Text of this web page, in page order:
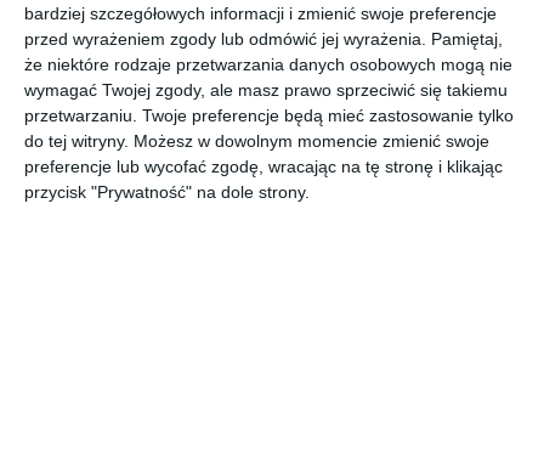
bardziej szczegółowych informacji i zmienić swoje preferencje
przed wyrażeniem zgody lub odmówić jej wyrażenia.
Pamiętaj,
że niektóre rodzaje przetwarzania danych osobowych mogą nie
wymagać Twojej zgody, ale masz prawo sprzeciwić się takiemu
przetwarzaniu. Twoje preferencje będą mieć zastosowanie tylko
do tej witryny. Możesz w dowolnym momencie zmienić swoje
preferencje lub wycofać zgodę, wracając na tę stronę i klikając
przycisk "Prywatność" na dole strony.
Pozostałe zdjęcia w projekcie:
Harmonia i
Funkcjonalność: Klucz do Idealnego Wnętrza